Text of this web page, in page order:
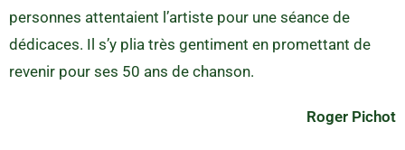
personnes attentaient l’artiste pour une séance de
dédicaces. Il s’y plia très gentiment en promettant de
revenir pour ses 50 ans de chanson.
Roger Pichot